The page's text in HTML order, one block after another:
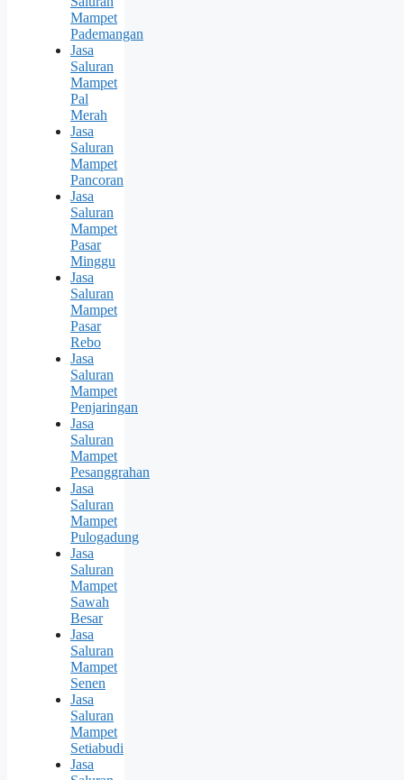
Mampet
Pademangan
Jasa
Saluran
Mampet
Pal
Merah
Jasa
Saluran
Mampet
Pancoran
Jasa
Saluran
Mampet
Pasar
Minggu
Jasa
Saluran
Mampet
Pasar
Rebo
Jasa
Saluran
Mampet
Penjaringan
Jasa
Saluran
Mampet
Pesanggrahan
Jasa
Saluran
Mampet
Pulogadung
Jasa
Saluran
Mampet
Sawah
Besar
Jasa
Saluran
Mampet
Senen
Jasa
Saluran
Mampet
Setiabudi
Jasa